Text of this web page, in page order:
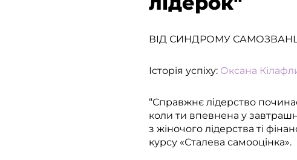
ВІД СИНДРОМУ
Історія успіху: Оксана
“Справжнє лідерство
коли ти впевнена у
з жіночого лідерства ті
курсу «Сталева самооцінка».